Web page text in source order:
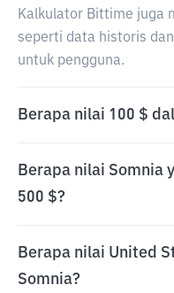
Kalkulator Bittime juga
seperti data historis
untuk pengguna.
Berapa nilai 100 $
Berapa nilai Somnia
500 $?
Berapa nilai United
Somnia?